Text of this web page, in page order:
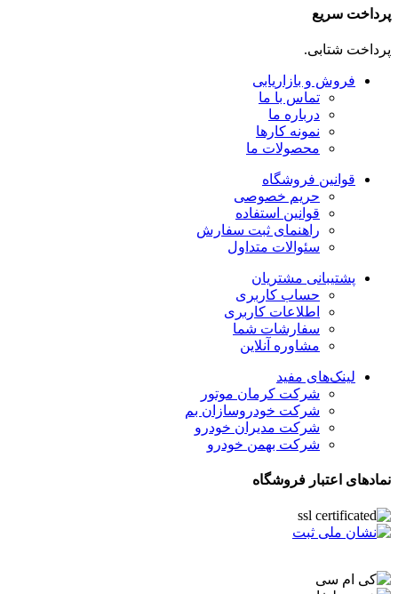
پرداخت سریع
پرداخت شتابی.
فروش و بازاریابی
تماس با ما
درباره ما
نمونه کارها
محصولات ما
قوانین فروشگاه
حریم خصوصی
قوانین استفاده
راهنمای ثبت سفارش
سئوالات متداول
پشتیبانی مشتریان
حساب کاربری
اطلاعات کاربری
سفارشات شما
مشاوره آنلاین
لینک‌های مفید
شرکت کرمان موتور
شرکت خودروسازان بم
شرکت مدیران خودرو
شرکت بهمن خودرو
نمادهای اعتبار فروشگاه